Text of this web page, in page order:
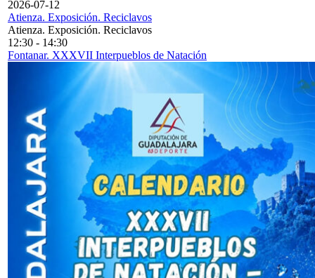
2026-07-12
Atienza. Exposición. Reciclavos
Atienza. Exposición. Reciclavos
12:30 - 14:30
Fontanar. XXXVII Interpueblos de Natación